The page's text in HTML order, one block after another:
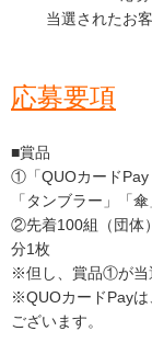
当選されたお
応募要項
■賞品
①「QUOカードPay
「タンブラー」「
②先着100組（団体
分1枚
※但し、賞品①が当
※QUOカードPayは
ございます。